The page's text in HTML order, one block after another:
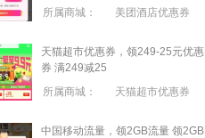
所属商城：
美团酒店优惠券
天猫超市优惠券，领249-25元优惠
券 满249减25
所属商城：
天猫超市优惠券
中国移动流量，领2GB流量 领2GB